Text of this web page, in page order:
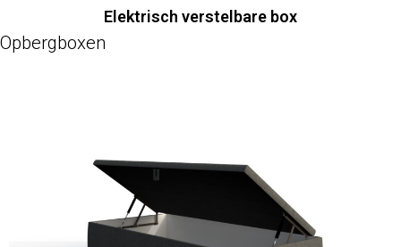
Elektrisch verstelbare box
Opbergboxen